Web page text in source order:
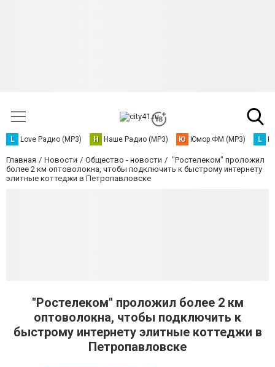
L Love Радио (MP3) Н Наше Радио (MP3) Ю Юмор ФМ (MP3) L
Главная Новости Общество - новости
"Ростелеком" проложил
более 2 км оптоволокна, чтобы подключить к быстрому интернету
элитные коттеджи в Петропавловске
"Ростелеком" проложил более 2 км
оптоволокна, чтобы подключить к
быстрому интернету элитные коттеджи в
Петропавловске